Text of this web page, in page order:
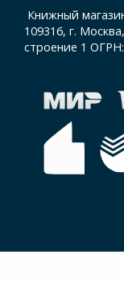
Книжный
109316, г.
строение 1